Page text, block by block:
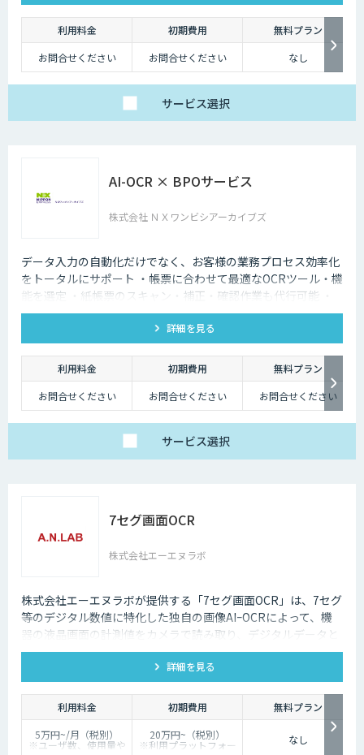
利用料金 初期費用
無料プラン
お問合せください
お問合せください なし
サービス選択
AI-OCR × BPOサービス
株式会社 ＮＸワンビシアーカイブズ
データ入力の自動化だけでなく、お客様の業務プロセス効率化
をトータルにサポート ・帳票に合わせて最適なOCRツール・機
能を選定 ・紙帳票のスキャン・補正・確認作業も代行可能 ・
活用シーンに合わせて出力データを加工して納品
詳細を見る
利用料金 初期費用
無料プラン
お問合せください
お問合せください お問合せください
サービス選択
7セグ画面OCR
株式会社エーエヌラボ
株式会社エーエヌラボが提供する「7セグ画面OCR」は、7セグ
等のデジタル数値に特化した独自の画像AIｰOCRによって、機
器の液晶画面の計測値をカメラで読み取り、デジタルデータと
して記録するサービスです
詳細を見る
利用料金 初期費用
無料プラン
5万円~/月（税別）
※ユーザ数、使用量や
20万円~（税別）
※利用プラットフォー なし